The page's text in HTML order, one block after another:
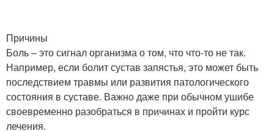
Причины
Боль – это сигнал организма о том, что что-то не так.
Например, если болит сустав запястья, это может быть
последствием травмы или развития патологического
состояния в суставе. Важно даже при обычном ушибе
своевременно разобраться в причинах и пройти курс
лечения.